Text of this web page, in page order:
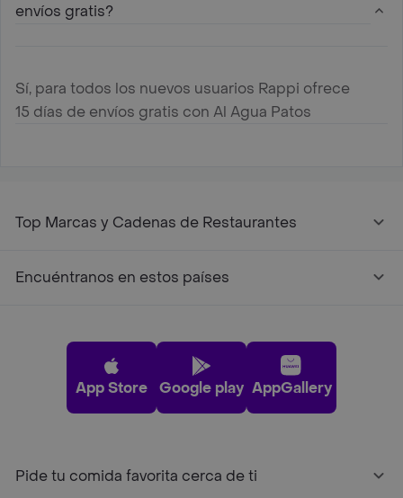
envíos gratis?
Sí, para todos los nuevos usuarios Rappi ofrece
15 días de envíos gratis con Al Agua Patos
Top Marcas y Cadenas de Restaurantes
Encuéntranos en estos países
App Store Google play AppGallery
Pide tu comida favorita cerca de ti